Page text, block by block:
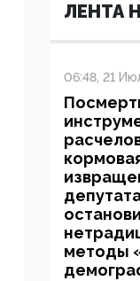
ЛЕНТА
06:48, 21
методы